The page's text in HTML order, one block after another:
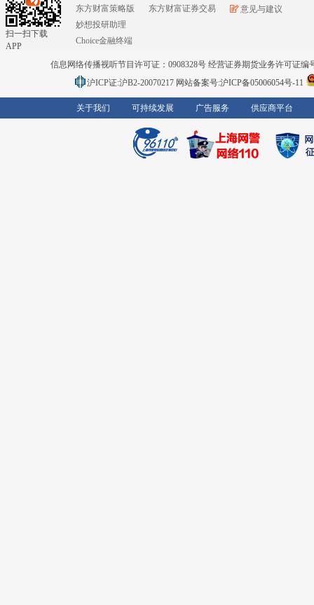
扫一扫下载
APP
东方财富策略版
妙想投研助理
Choice金融终端
东方财富证券交易
意见与建议
信息网络传播视听节目许可证：0908328号 经营证券期货业务许可证编
沪ICP证:沪B2-20070217 网站备案号:沪ICP备05006054号-11
关于我们 可持续发展 广告服务 供应商平台